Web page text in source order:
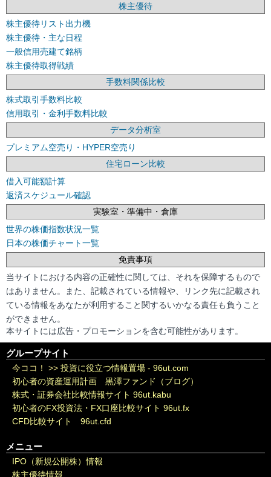
株主優待
株主優待リスト出力機
株主優待・主な日程
一般信用売建て銘柄
株主優待取得戦績
手数料関係比較
株式取引手数料比較
信用取引・金利手数料比較
データ分析室
プレミアム空売り・HYPER空売り
住宅ローン比較
借入可能額計算
返済スケジュール確認
実験室・準備中・倉庫
世界の株価指数状況一覧
日本の株価チャート一覧
免責事項
当サイトにおける内容の正確性に関しては、それを保障するもので
はありません。また、記載されている情報や、リンク先に記載され
ている情報をあなたが利用すること関するいかなる責任も負うこと
ができません。
本サイトには広告・プロモーションを含む可能性があります。
グループサイト
今ココ！ >> 投資に役立つ情報置場 - 96ut.com
初心者の資産運用計画 黒澤ファンド（ブログ）
株式・証券会社比較情報サイト 96ut.kabu
初心者のFX投資法・FX口座比較サイト 96ut.fx
CFD比較サイト 96ut.cfd
メニュー
IPO（新規公開株）情報
株主優待情報